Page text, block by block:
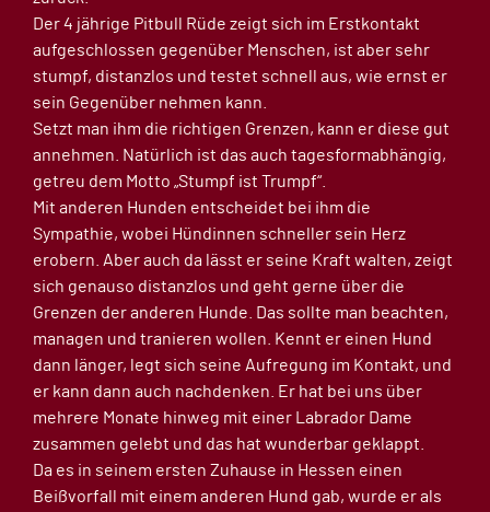
Der 4 jährige Pitbull Rüde zeigt sich im Erstkontakt
aufgeschlossen gegenüber Menschen, ist aber sehr
stumpf, distanzlos und testet schnell aus, wie ernst er
sein Gegenüber nehmen kann.
Setzt man ihm die richtigen Grenzen, kann er diese gut
annehmen. Natürlich ist das auch tagesformabhängig,
getreu dem Motto „Stumpf ist Trumpf“.
Mit anderen Hunden entscheidet bei ihm die
Sympathie, wobei Hündinnen schneller sein Herz
erobern. Aber auch da lässt er seine Kraft walten, zeigt
sich genauso distanzlos und geht gerne über die
Grenzen der anderen Hunde. Das sollte man beachten,
managen und tranieren wollen. Kennt er einen Hund
dann länger, legt sich seine Aufregung im Kontakt, und
er kann dann auch nachdenken. Er hat bei uns über
mehrere Monate hinweg mit einer Labrador Dame
zusammen gelebt und das hat wunderbar geklappt.
Da es in seinem ersten Zuhause in Hessen einen
Beißvorfall mit einem anderen Hund gab, wurde er als